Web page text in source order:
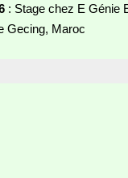
: Stage chez E Génie
Gecing, Maroc